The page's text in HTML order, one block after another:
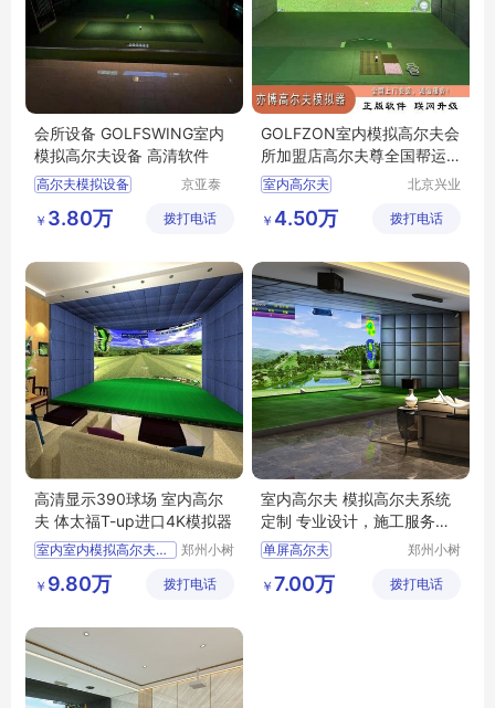
会所设备 GOLFSWING室内
模拟高尔夫设备 高清软件
高尔夫模拟设备
京亚泰
技有限公
￥ 3.80万 拨打电话
GOLFZON室内模拟高尔夫会
所加盟店高尔夫尊全国帮运
营市场分析
室内高尔夫
北京兴业
文化有限
￥ 4.50万 拨打电话
高清显示390球场 室内高尔
夫 体太福T-up进口4K模拟器
室内室内模拟高尔夫高尔夫
室内高尔夫模拟器球场
高尔夫室内模拟器
郑州小树
有限公司
￥ 9.80万 拨打电话
室内高尔夫 模拟高尔夫系统
定制 专业设计，施工服务一
条龙
单屏高尔夫
高尔夫室内单屏模拟设备
郑州小树
有限公司
￥ 7.00万 拨打电话